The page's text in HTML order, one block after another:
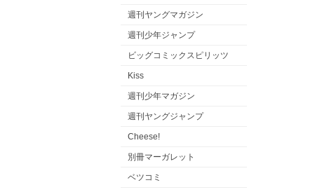
週刊ヤングマガジン
週刊少年ジャンプ
ビッグコミックスピリッツ
Kiss
週刊少年マガジン
週刊ヤングジャンプ
Cheese!
別冊マーガレット
ベツコミ